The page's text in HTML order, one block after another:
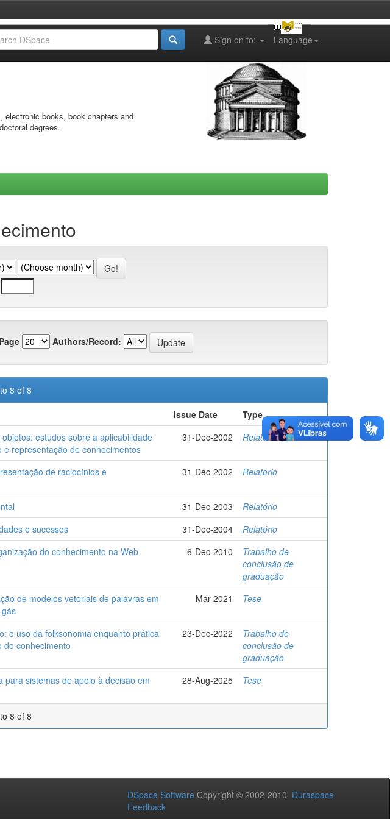
Language
Sign on to:
books, book chapters and
degrees.
Authors/Record:
8 of 8
Issue Date
Type
estudos sobre a aplicabilidade
representação de conhecimentos
31-Dec-2002 Relatório
de raciocínios e
31-Dec-2002 Relatório
31-Dec-2003
Relatório
e sucessos 31-Dec-2004
Relatório
do conhecimento na Web
6-Dec-2010
Trabalho de
conclusão de
graduação
de modelos vetoriais de palavras em
Mar-2021 Tese
o uso da folksonomia enquanto prática
do conhecimento
23-Dec-2022
Trabalho de
conclusão de
graduação
sistemas de apoio à decisão em
28-Aug-2025 Tese
8 of 8
DSpace Software Copyright © 2002-2010 Duraspace
Feedback